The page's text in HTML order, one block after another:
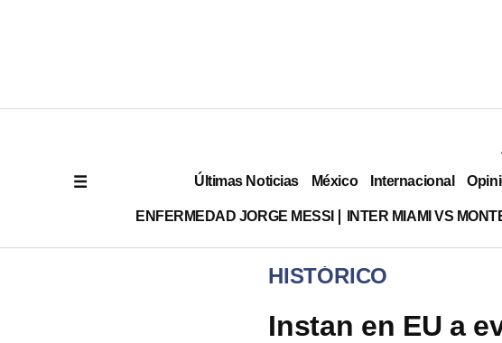
Últimas Noticias México Internacional
ENFERMEDAD JORGE MESSI INTER MIAMI VS
HISTÓRICO
Instan en EU a